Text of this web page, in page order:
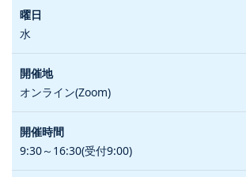
水
オンライン(Zoom)
9:30～16:30(受付9:00)